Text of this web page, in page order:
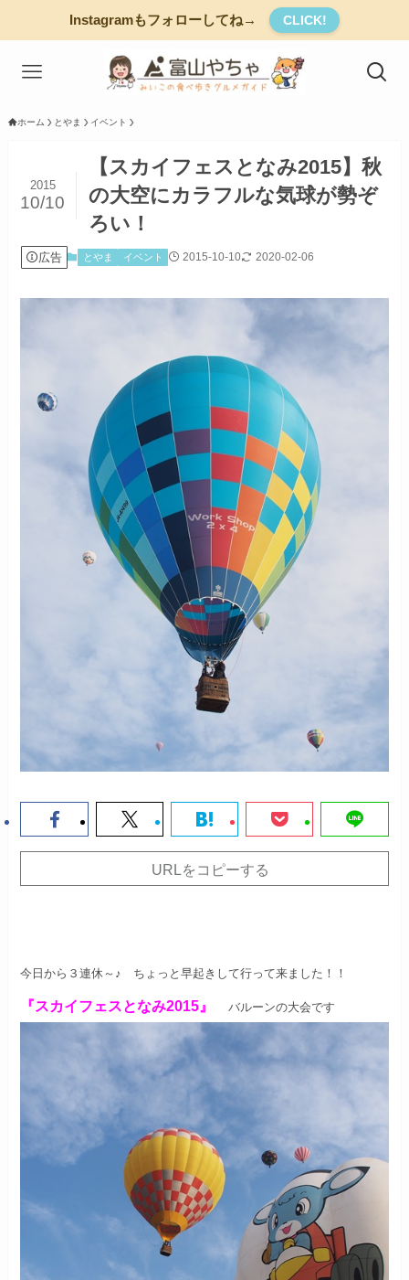
Instagramもフォローしてね→ CLICK!
ホーム とやま イベント
【スカイフェスとなみ2015】秋
の大空にカラフルな気球が勢ぞ
ろい！
2015
10/10
広告 とやま イベント 2015-10-10 2020-02-06
URLをコピーする
今日から３連休～♪ ちょっと早起きして行って来ました！！
『スカイフェスとなみ2015』バルーンの大会です